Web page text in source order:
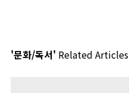
'문화/독서' Related Articles